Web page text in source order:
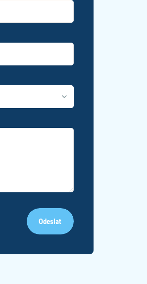
Odeslat